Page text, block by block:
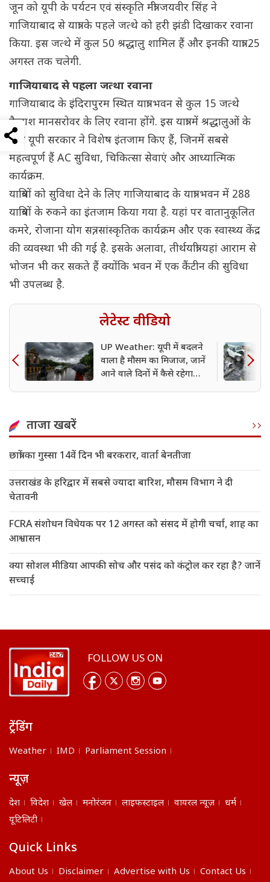
जून को यूपी के पर्यटन एवं संस्कृति मंत्री जयवीर सिंह ने
गाजियाबाद से यात्रा के पहले जत्थे को हरी झंडी दिखाकर रवाना
किया. इस जत्थे में कुल 50 श्रद्धालु शामिल हैं और इनकी यात्रा 25
अगस्त तक चलेगी.
गाजियाबाद से पहला जत्था रवाना
गाजियाबाद के इंदिरापुरम स्थित यात्रा भवन से कुल 15 जत्थे
कैलाश मानसरोवर के लिए रवाना होंगे. इस यात्रा में श्रद्धालुओं के
लिए यूपी सरकार ने विशेष इंतजाम किए हैं, जिनमें सबसे
महत्वपूर्ण हैं AC सुविधा, चिकित्सा सेवाएं और आध्यात्मिक
कार्यक्रम.
यात्रियों को सुविधा देने के लिए गाजियाबाद के यात्रा भवन में 288
यात्रियों के रुकने का इंतजाम किया गया है. यहां पर वातानुकूलित
कमरे, रोजाना योग सत्र, सांस्कृतिक कार्यक्रम और एक स्वास्थ्य केंद्र
की व्यवस्था भी की गई है. इसके अलावा, तीर्थयात्री यहां आराम से
भोजन भी कर सकते हैं क्योंकि भवन में एक कैंटीन की सुविधा
भी उपलब्ध है.
लेटेस्ट वीडियो
UP Weather: यूपी में बदलने
वाला है मौसम का मिजाज, जानें
आने वाले दिनों में कैसे रहेगा
ताजा खबरें
छात्रों का गुस्सा 14वें दिन भी बरकरार, वार्ता बेनतीजा
उत्तराखंड के हरिद्वार में सबसे ज्यादा बारिश, मौसम विभाग ने दी
चेतावनी
FCRA संशोधन विधेयक पर 12 अगस्त को संसद में होगी चर्चा, शाह का
आश्वासन
क्या सोशल मीडिया आपकी सोच और पसंद को कंट्रोल कर रहा है? जानें
सच्चाई
FOLLOW US ON
ट्रेंडिंग
Weather IMD Parliament Session
न्यूज़
देश विदेश खेल मनोरंजन लाइफस्टाइल वायरल न्यूज़
धर्म
यूटिलिटी
Quick Links
About Us Disclaimer Advertise with Us Contact Us